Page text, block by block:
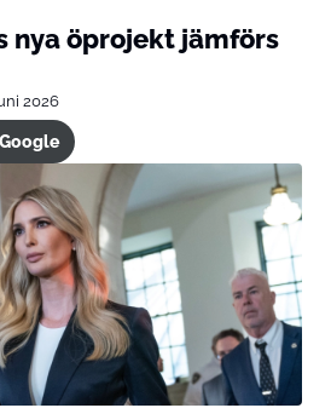
nya öprojekt jämförs
2026